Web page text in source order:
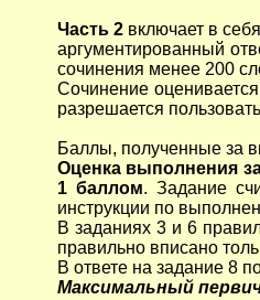
Часть 2 включает в
аргументированный
сочинения менее 200
Сочинение
разрешается
Баллы, полученные за
Оценка выполнения
1 баллом. Задание
инструкции по
В заданиях 3 и 6
правильно вписано
В ответе на задание 8
Максимальный